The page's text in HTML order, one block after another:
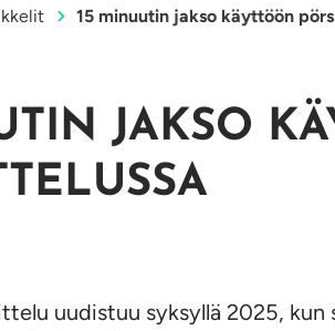
15 minuutin jakso käyttöön
JAKSO
uudistuu syksyllä 2025,